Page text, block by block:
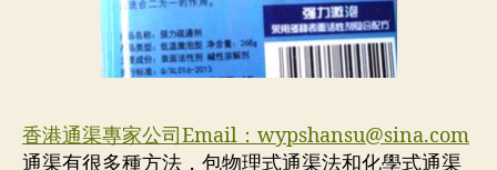
香港通渠專家公司Email： wypshansu@sina.com
通渠有很多種方法，包物理式通渠法和化學式通渠